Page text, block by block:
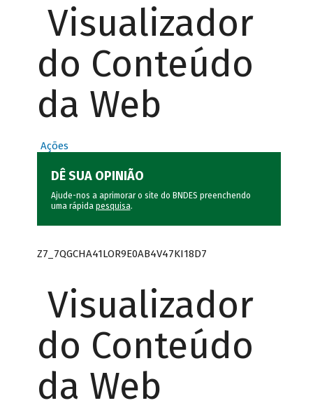
Visualizador
do Conteúdo
da Web
Ações
DÊ SUA OPINIÃO
Ajude-nos a aprimorar o site do BNDES preenchendo
uma rápida pesquisa.
Z7_7QGCHA41LOR9E0AB4V47KI18D7
Visualizador
do Conteúdo
da Web